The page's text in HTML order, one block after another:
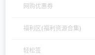
网购优惠券
福利区(福利资源合集)
轻松签